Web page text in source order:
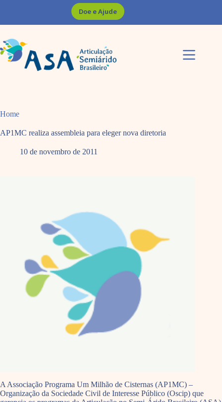
Doe e Ajude
Home
AP1MC realiza assembleia para eleger nova diretoria
10 de novembro de 2011
A Associação Programa Um Milhão de Cisternas (AP1MC) –
Organização da Sociedade Civil de Interesse Público (Oscip) que